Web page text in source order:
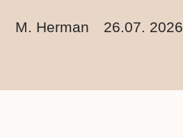
M. Herman 26.07. 2026